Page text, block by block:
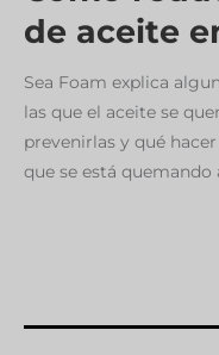
de aceite
Sea Foam explica
las que el aceite se
prevenirlas y qué
que se está quemando